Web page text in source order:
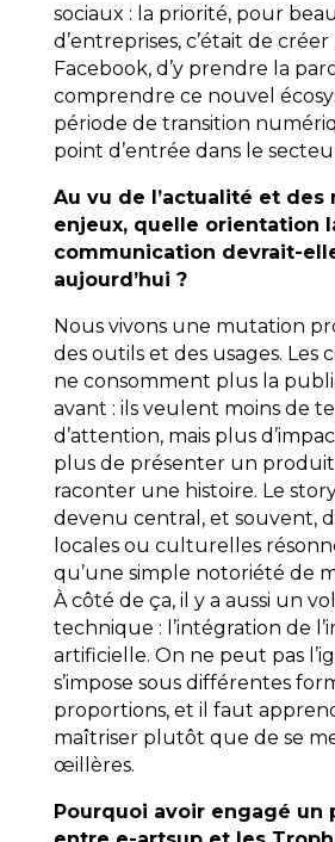
sociaux : la priorité, pour
d’entreprises, c’était de
Facebook, d’y prendre la
comprendre ce nouvel
période de transition
point d’entrée dans le
Au vu de l’actualité et des
enjeux, quelle orientation
communication devrait-
aujourd’hui ?
Nous vivons une mutation
des outils et des usages. Les
ne consomment plus la
avant : ils veulent moins de
d’attention, mais plus
plus de présenter un
raconter une histoire. Le
devenu central, et souvent,
locales ou culturelles
qu’une simple notoriété de
À côté de ça, il y a aussi un
technique : l’intégration de
artificielle. On ne peut pas
s’impose sous différentes
proportions, et il faut
maîtriser plutôt que de se
œillères.
Pourquoi avoir engagé un